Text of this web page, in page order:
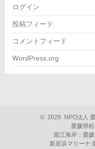
ログイン
投稿フィード
コメントフィード
WordPress.org
© 2026 NPO法
愛媛県
堀江海岸：愛
新居浜マリーナ: